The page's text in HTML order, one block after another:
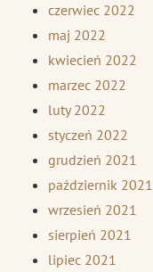
czerwiec 2022
maj 2022
kwiecień 2022
marzec 2022
luty 2022
styczeń 2022
grudzień 2021
październik 2021
wrzesień 2021
sierpień 2021
lipiec 2021